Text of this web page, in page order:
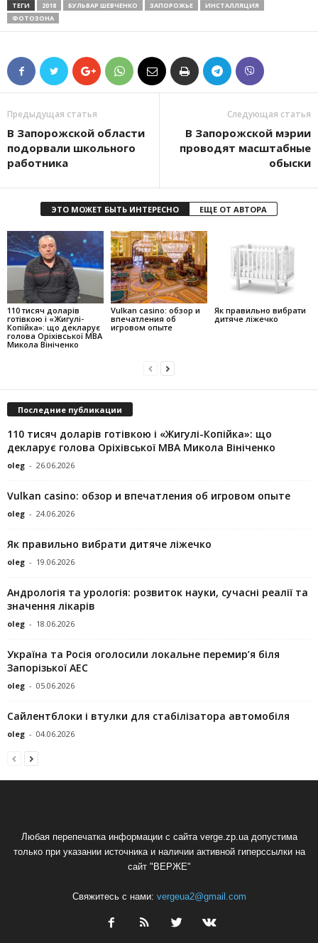
ТЕГИ 2018 БУЛЬВАР ШЕВЧЕНКО ЗАПОРОЖЬЕ
ИНСТАЛЛЯЦИЯ
ФОТОЗОНА
Предыдущая статья
В Запорожской области
подорвали школьного
работника
Следующая статья
В Запорожской мэрии
проводят масштабные
обыски
ЭТО МОЖЕТ БЫТЬ ИНТЕРЕСНО ЕЩЕ ОТ АВТОРА
110 тисяч доларів
готівкою і «Жигулі-
Копійка»: що декларує
голова Оріхівської МВА
Микола Вініченко
Vulkan casino: обзор и
впечатления об
игровом опыте
Як правильно вибрати
дитяче ліжечко
Последние публикации
110 тисяч доларів готівкою і «Жигулі-Копійка»: що
декларує голова Оріхівської МВА Микола Вініченко
oleg - 26.06.2026
Vulkan casino: обзор и впечатления об игровом опыте
oleg - 24.06.2026
Як правильно вибрати дитяче ліжечко
oleg - 19.06.2026
Андрологія та урологія: розвиток науки, сучасні реалії та
значення лікарів
oleg - 18.06.2026
Україна та Росія оголосили локальне перемир’я біля
Запорізької АЕС
oleg - 05.06.2026
Сайлентблоки і втулки для стабілізатора автомобіля
oleg - 04.06.2026
Любая перепечатка информации с сайта verge.zp.ua допустима
только при указании источника и наличии активной гиперссылки на
сайт "ВЕРЖЕ"
Свяжитесь с нами: vergeua2@gmail.com